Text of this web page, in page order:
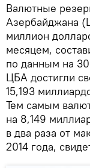
Валютные
Азербайджана
миллион
месяцем,
по данным на
ЦБА достигли
15,193
Тем самым
на 8,149
в два раза от
2014 года,